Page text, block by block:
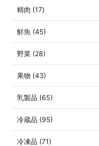
精肉 (17)
鮮魚 (45)
野菜 (28)
果物 (43)
乳製品 (65)
冷蔵品 (95)
冷凍品 (71)